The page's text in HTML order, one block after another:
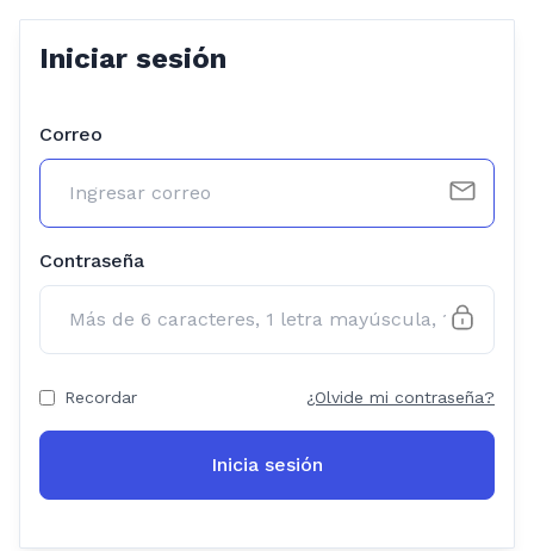
Iniciar sesión
Correo
Contraseña
Recordar ¿Olvide mi contraseña?